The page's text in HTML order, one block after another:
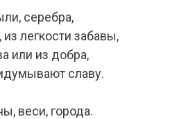
серебра,
легкости забавы,
или из добра,
славу.
веси, города.